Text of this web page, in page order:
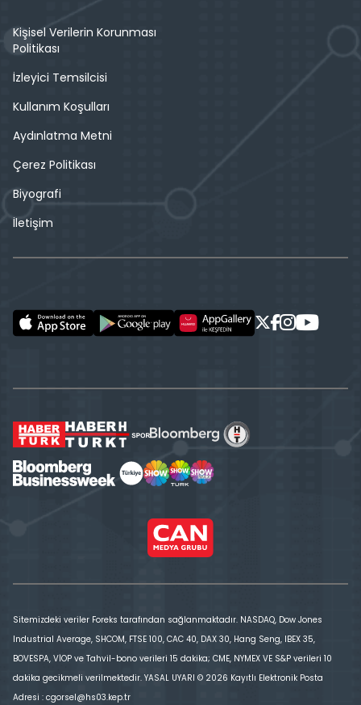
Kişisel Verilerin Korunması
Politikası
İzleyici Temsilcisi
Kullanım Koşulları
Aydınlatma Metni
Çerez Politikası
Biyografi
İletişim
Sitemizdeki veriler Foreks tarafından sağlanmaktadır. NASDAQ, Dow Jones
Industrial Average, SHCOM, FTSE 100, CAC 40, DAX 30, Hang Seng, IBEX 35,
BOVESPA, VİOP ve Tahvil-bono verileri 15 dakika; CME, NYMEX VE S&P verileri 10
dakika gecikmeli verilmektedir. YASAL UYARI © 2026 Kayıtlı Elektronik Posta
Adresi : cgorsel@hs03.kep.tr